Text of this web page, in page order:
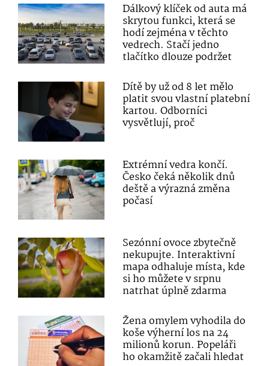
Dálkový klíček od auta má
skrytou funkci, která se
hodí zejména v těchto
vedrech. Stačí jedno
tlačítko dlouze podržet
Dítě by už od 8 let mělo
platit svou vlastní platební
kartou. Odborníci
vysvětlují, proč
Extrémní vedra končí.
Česko čeká několik dnů
deště a výrazná změna
počasí
Sezónní ovoce zbytečně
nekupujte. Interaktivní
mapa odhaluje místa, kde
si ho můžete v srpnu
natrhat úplně zdarma
Žena omylem vyhodila do
koše výherní los na 24
milionů korun. Popeláři
ho okamžitě začali hledat